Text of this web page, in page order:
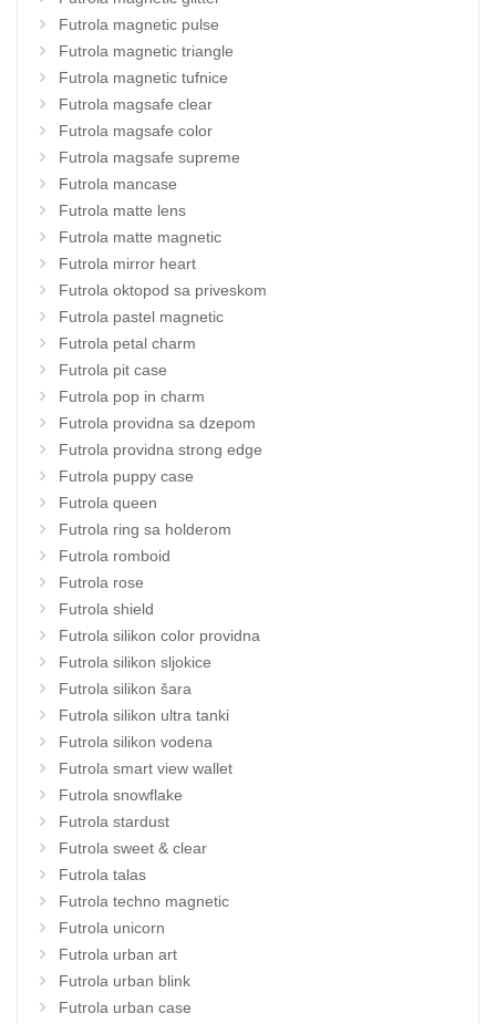
Futrola magnetic pulse
Futrola magnetic triangle
Futrola magnetic tufnice
Futrola magsafe clear
Futrola magsafe color
Futrola magsafe supreme
Futrola mancase
Futrola matte lens
Futrola matte magnetic
Futrola mirror heart
Futrola oktopod sa priveskom
Futrola pastel magnetic
Futrola petal charm
Futrola pit case
Futrola pop in charm
Futrola providna sa dzepom
Futrola providna strong edge
Futrola puppy case
Futrola queen
Futrola ring sa holderom
Futrola romboid
Futrola rose
Futrola shield
Futrola silikon color providna
Futrola silikon sljokice
Futrola silikon šara
Futrola silikon ultra tanki
Futrola silikon vodena
Futrola smart view wallet
Futrola snowflake
Futrola stardust
Futrola sweet & clear
Futrola talas
Futrola techno magnetic
Futrola unicorn
Futrola urban art
Futrola urban blink
Futrola urban case